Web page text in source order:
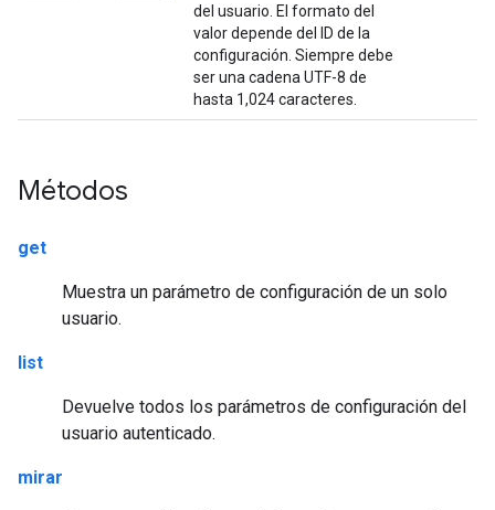
del usuario. El formato del
valor depende del ID de la
configuración. Siempre debe
ser una cadena UTF-8 de
hasta 1,024 caracteres.
Métodos
get
Muestra un parámetro de configuración de un solo
usuario.
list
Devuelve todos los parámetros de configuración del
usuario autenticado.
mirar